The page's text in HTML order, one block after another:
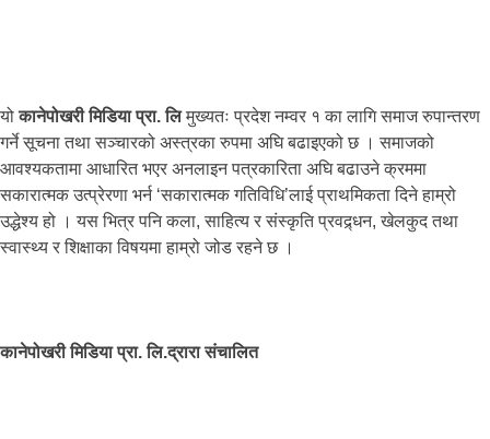
योकानेपोखरी मिडिया प्रा. लिमुख्यतः प्रदेश नम्वर १ का लागि समाज रुपान्तरण
गर्ने सूचना तथा सञ्चारको अस्त्रका रुपमा अघि बढाइएको छ । समाजको
आवश्यकतामा आधारित भएर अनलाइन पत्रकारिता अघि बढाउने क्रममा
सकारात्मक उत्प्रेरणा भर्न ‘सकारात्मक गतिविधि’लाई प्राथमिकता दिने हाम्रो
उद्धेश्य हो । यस भित्र पनि कला, साहित्य र संस्कृति प्रवद्र्धन, खेलकुद तथा
स्वास्थ्य र शिक्षाका विषयमा हाम्रो जोड रहने छ ।
कानेपोखरी मिडिया प्रा. लि.द्रारा संचालित